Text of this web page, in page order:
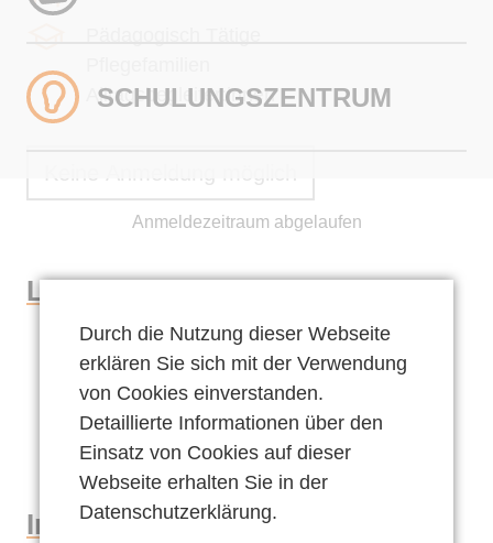
Arbeitsweisen
Qualitätsmanagement
IpD als Arbeitgeber
IpD als Auftraggeber
Fachfamilien/Pflegeeltern
Erziehungsbeistandschaft
Kontakt
Anfrage stellen
Bedeutung & Zielsetzung
Zielsetzung
Angebote
Leistungen
Aufgaben
…genauer betrachtet
Ziele
Voraussetzungen
SCHULUNGS­ZENTRUM
Qualifizierung
Fachtage
Impulsschulungen
Persönliche Entwicklung
Angebote für Pflegefamilien
Alltagsbegleiter:innen
Anmeldezeitraum abgelaufen
Leitung
Ronja Schmidt
Neurolinguistin M.Sc.
Inhalt
Durch die Nutzung dieser Webseite
erklären Sie sich mit der Verwendung
von Cookies einverstanden.
Detaillierte Informationen über den
Einsatz von Cookies auf dieser
Webseite erhalten Sie in der
Datenschutzerklärung.